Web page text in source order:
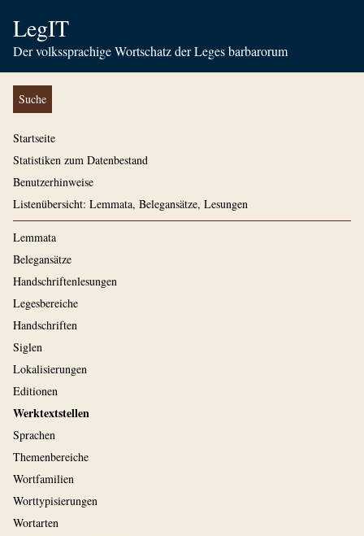
LegIT
Der volkssprachige Wortschatz der Leges barbarorum
Suche
Startseite
Statistiken zum Datenbestand
Benutzerhinweise
Listenübersicht: Lemmata, Belegansätze, Lesungen
Lemmata
Belegansätze
Handschriftenlesungen
Legesbereiche
Handschriften
Siglen
Lokalisierungen
Editionen
Werktextstellen
Sprachen
Themenbereiche
Wortfamilien
Worttypisierungen
Wortarten